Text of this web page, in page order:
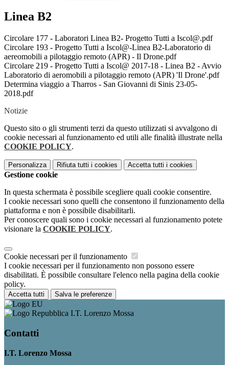
Linea B2
Circolare 177 - Laboratori Linea B2- Progetto Tutti a Iscol@.pdf
Circolare 193 - Progetto Tutti a Iscol@-Linea B2-Laboratorio di
aereomobili a pilotaggio remoto (APR) - Il Drone.pdf
Circolare 219 - Progetto Tutti a Iscol@ 2017-18 - Linea B2 - Avvio
Laboratorio di aeromobili a pilotaggio remoto (APR) 'Il Drone'.pdf
Determina viaggio a Tharros - San Giovanni di Sinis 23-05-
2018.pdf
Notizie
Questo sito o gli strumenti terzi da questo utilizzati si avvalgono di
cookie necessari al funzionamento ed utili alle finalità illustrate nella
COOKIE POLICY.
Personalizza Rifiuta tutti i cookies Accetta tutti i cookies
Gestione cookie
In questa schermata è possibile scegliere quali cookie consentire.
I cookie necessari sono quelli che consentono il funzionamento della
piattaforma e non è possibile disabilitarli.
Per conoscere quali sono i cookie necessari al funzionamento potete
visionare la COOKIE POLICY.
Cookie necessari per il funzionamento
I cookie necessari per il funzionamento non possono essere
disabilitati. È possibile consultare l'elenco nella pagina della cookie
policy.
Accetta tutti Salva le preferenze
I.T. Lorenzo Mossa
Contatti
I.T. Lorenzo Mossa